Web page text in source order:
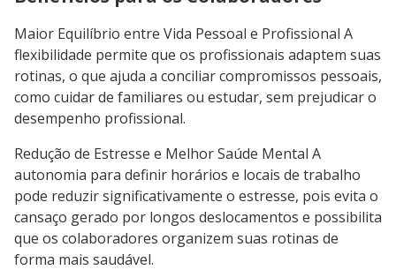
Maior Equilíbrio entre Vida Pessoal e Profissional A
flexibilidade permite que os profissionais adaptem suas
rotinas, o que ajuda a conciliar compromissos pessoais,
como cuidar de familiares ou estudar, sem prejudicar o
desempenho profissional.
Redução de Estresse e Melhor Saúde Mental A
autonomia para definir horários e locais de trabalho
pode reduzir significativamente o estresse, pois evita o
cansaço gerado por longos deslocamentos e possibilita
que os colaboradores organizem suas rotinas de
forma mais saudável.